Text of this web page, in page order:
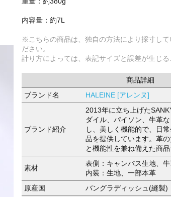
内容量：約7L
※こちらの商品は、独自の方法により採寸して
ださい。
計り方によっては、表記サイズと誤差が生じる
商品詳細
ブランド名
HALEINE [アレンヌ]
ブランド紹介
2013年に立ち上げた
ダイル、パイソン、牛革
し、美しく機能的で、日
品を提供しています。革
と機能性を兼ね備えた商品
素材
表側：キャンバス生地、
内装：生地、一部本革
原産国
バングラディッシュ(縫製)